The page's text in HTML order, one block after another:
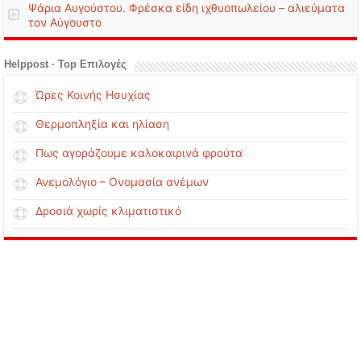
Ψάρια Αυγούστου. Φρέσκα είδη ιχθυοπωλείου – αλιεύματα
τον Αύγουστο
Helppost · Top Επιλογές
Ώρες Κοινής Ησυχίας
Θερμοπληξία και ηλίαση
Πως αγοράζουμε καλοκαιρινά φρούτα
Ανεμολόγιο – Ονομασία ανέμων
Δροσιά χωρίς κλιματιστικό